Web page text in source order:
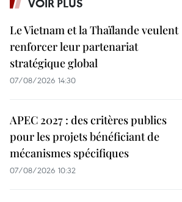
VOIR PLUS
Le Vietnam et la Thaïlande veulent
renforcer leur partenariat
stratégique global
07/08/2026 14:30
APEC 2027 : des critères publics
pour les projets bénéficiant de
mécanismes spécifiques
07/08/2026 10:32